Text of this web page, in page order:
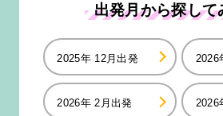
出発月から探して
2025年 12月出発 2026
2026年 2月出発 2026